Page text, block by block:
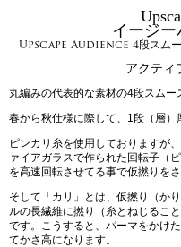
イージ
Upscape Audience 4段スムー
アクティ
丸編みの代表的な素材の4段スムー
春から秋仕様に際して、1段（層）
ピンカリ糸を使用しておりますが
ァイアガラスで作られた回転子（
を高速回転させてる事で仮撚りをさ
そして「カリ」とは、仮撚り（か
ルの長繊維に撚り（糸とねじるこ
です。こうすると、パーマをかけ
てかさ高になります。